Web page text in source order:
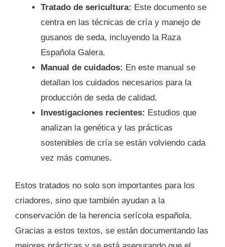
Tratado de sericultura: Este documento se
centra en las técnicas de cría y manejo de
gusanos de seda, incluyendo la Raza
Española Galera.
Manual de cuidados: En este manual se
detallan los cuidados necesarios para la
producción de seda de calidad.
Investigaciones recientes: Estudios que
analizan la genética y las prácticas
sostenibles de cría se están volviendo cada
vez más comunes.
Estos tratados no solo son importantes para los
criadores, sino que también ayudan a la
conservación de la herencia serícola española.
Gracias a estos textos, se están documentando las